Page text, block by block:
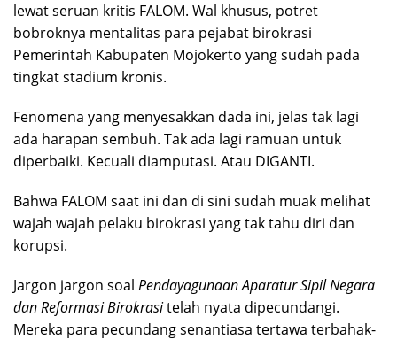
lewat seruan kritis FALOM. Wal khusus, potret
bobroknya mentalitas para pejabat birokrasi
Pemerintah Kabupaten Mojokerto yang sudah pada
tingkat stadium kronis.
Fenomena yang menyesakkan dada ini, jelas tak lagi
ada harapan sembuh. Tak ada lagi ramuan untuk
diperbaiki. Kecuali diamputasi. Atau DIGANTI.
Bahwa FALOM saat ini dan di sini sudah muak melihat
wajah wajah pelaku birokrasi yang tak tahu diri dan
korupsi.
Jargon jargon soal Pendayagunaan Aparatur Sipil Negara
dan Reformasi Birokrasitelah nyata dipecundangi.
Mereka para pecundang senantiasa tertawa terbahak-